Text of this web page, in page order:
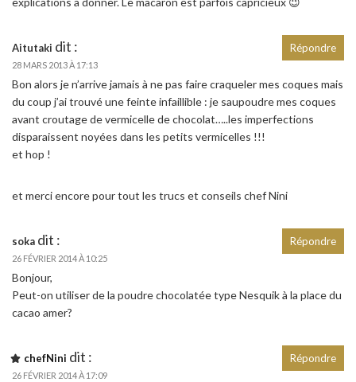
Aitutaki dit :
28 MARS 2013 À 17:13
Bon alors je n’arrive jamais à ne pas faire craqueler mes coques mais
du coup j’ai trouvé une feinte infaillible : je saupoudre mes coques
avant croutage de vermicelle de chocolat…..les imperfections
disparaissent noyées dans les petits vermicelles !!!
et hop !
et merci encore pour tout les trucs et conseils chef Nini
Répondre
soka dit :
26 FÉVRIER 2014 À 10:25
Bonjour,
Peut-on utiliser de la poudre chocolatée type Nesquik à la place du
cacao amer?
Répondre
chefNini dit :
26 FÉVRIER 2014 À 17:09
Répondre